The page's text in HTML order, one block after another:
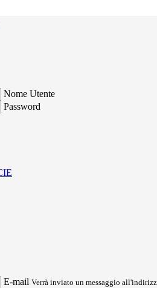
Nome Utente
Password
E-mail Verrà inviato un messaggio